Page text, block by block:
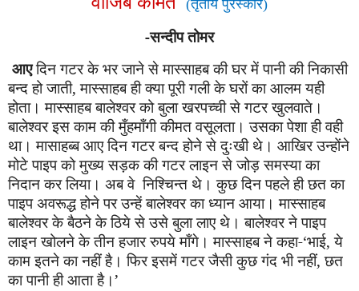
(तृतीयपुरस्कार)
-सन्दीप तोमर
आए दिन गटर के भर जाने से मास्साहब की घर में पानी की निकासी
बन्द हो जाती,मास्साहब ही क्या पूरी गली के घरों का आलम यही
होता। मास्साहब बालेश्वर को बुला खरपच्ची से गटर खुलवाते।
बालेश्वर इस काम की मुँहमाँगी कीमत वसूलता। उसका पेशा ही वही
था। मासाहब्ब आए दिन गटर बन्द होने से दुःखी थे। आखिर उन्होंने
मोटे पाइप को मुख्य सड़क की गटर लाइन से जोड़ समस्या का
निदान कर लिया। अब वे निश्चिन्त थे। कुछ दिन पहले ही छत का
पाइप अवरूद्ध होने पर उन्हें बालेश्वर का ध्यान आया। मास्साहब
बालेश्वर के बैठने के ठिये से उसे बुलालाएथे। बालेश्वर ने पाइप
लाइन खोलने के तीन हजार रुपये माँगे। मास्साहब ने कहा-‘भाई,ये
काम इतने का नहीं है। फिर इसमें गटर जैसी कुछ गंद भी नहीं,छत
का पानी ही आता है।’